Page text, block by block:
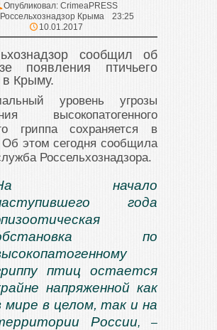
Опубликовал: CrimeaPRESS
Россельхознадзор Крыма
23:25
10.01.2017
сообщил об
появления птичьего
в Крыму.
уровень угрозы
высокопатогенного
гриппа сохраняется в
этом сегодня сообщила
Россельхознадзора.
начало
года
по
птиц остается
напряженной как
мире в целом, так и на
России, –